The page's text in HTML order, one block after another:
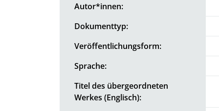
Autor*innen:
Dokumenttyp:
Veröffentlichungsform:
Sprache:
Titel des übergeordneten
Werkes (Englisch):